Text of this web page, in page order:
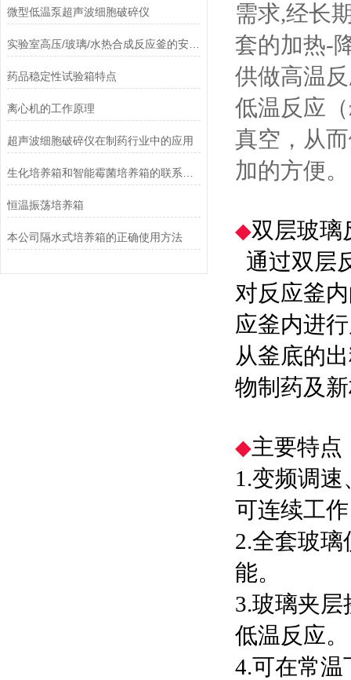
微型低温泵超声波细胞破碎仪
实验室高压/玻璃/水热合成反应釜的安装及说明
药品稳定性试验箱特点
离心机的工作原理
超声波细胞破碎仪在制药行业中的应用
恒温振荡培养箱
本公司隔水式培养箱的正确使用方法
需求,经长
套的加热-
供做高温
低温反应
真空，从
加的方便。
◆双层玻璃
通过双层
对反应釜
应釜内进
从釜底的
物制药及
◆主要特点
1.变频调
可连续工
2.全套玻
能。
3.玻璃夹
低温反应。
4.可在常